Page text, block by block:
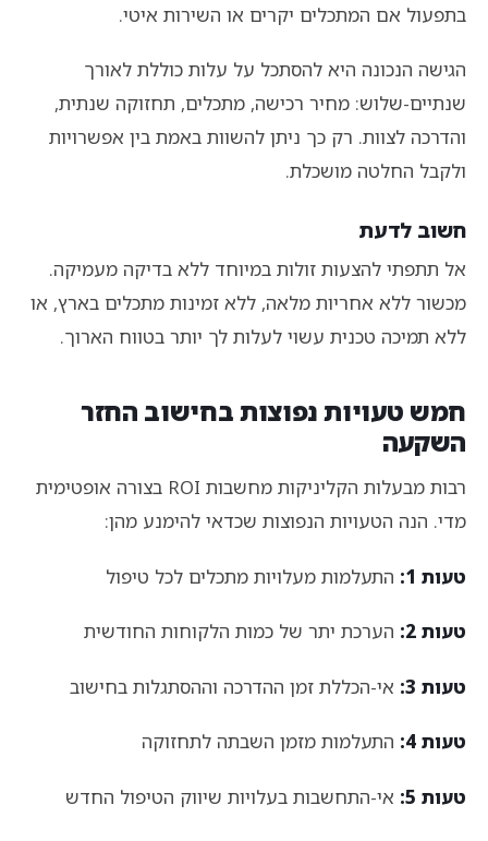
בתפעול אם המתכלים יקרים או השירות איטי.
הגישה הנכונה היא להסתכל על עלות כוללת לאורך
שנתיים-שלוש: מחיר רכישה, מתכלים, תחזוקה שנתית,
והדרכה לצוות. רק כך ניתן להשוות באמת בין אפשרויות
ולקבל החלטה מושכלת.
חשוב לדעת
אל תתפתי להצעות זולות במיוחד ללא בדיקה מעמיקה.
מכשור ללא אחריות מלאה, ללא זמינות מתכלים בארץ, או
ללא תמיכה טכנית עשוי לעלות לך יותר בטווח הארוך.
חמש טעויות נפוצות בחישוב החזר
השקעה
רבות מבעלות הקליניקות מחשבות ROI בצורה אופטימית
מדי. הנה הטעויות הנפוצות שכדאי להימנע מהן:
טעות 1: התעלמות מעלויות מתכלים לכל טיפול
טעות 2: הערכת יתר של כמות הלקוחות החודשית
טעות 3: אי-הכללת זמן ההדרכה וההסתגלות בחישוב
טעות 4: התעלמות מזמן השבתה לתחזוקה
טעות 5: אי-התחשבות בעלויות שיווק הטיפול החדש